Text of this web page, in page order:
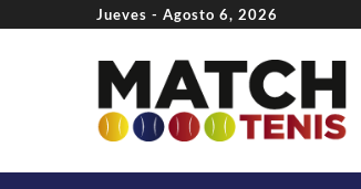
Jueves - Agosto 6, 2026